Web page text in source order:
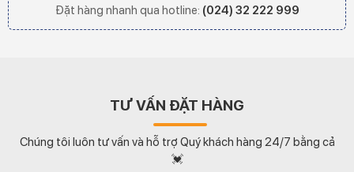
Đặt hàng nhanh qua hotline: (024) 32 222 999
TƯ VẤN ĐẶT HÀNG
Chúng tôi luôn tư vấn và hỗ trợ Quý khách hàng 24/7 bằng cả
💓